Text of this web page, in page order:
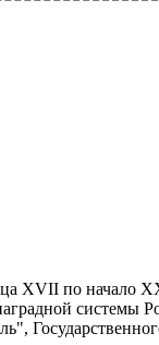
XVII по начало
системы